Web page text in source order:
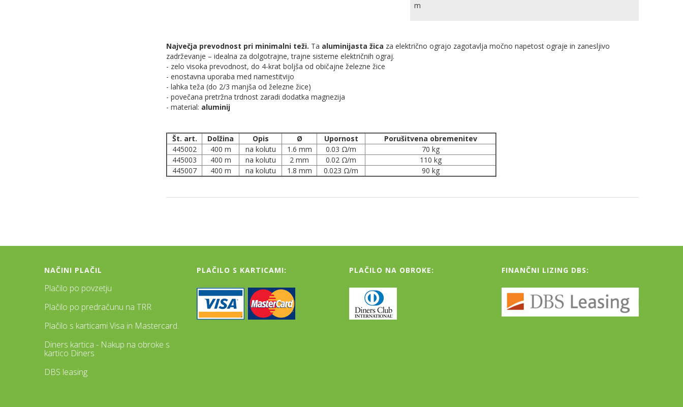
m
Največja prevodnost pri minimalni teži. Ta aluminijasta žica za električno ograjo zagotavlja močno napetost ograje in zanesljivo
zadrževanje – idealna za dolgotrajne, trajne sisteme električnih ograj.
- zelo visoka prevodnost, do 4-krat boljša od običajne železne žice
- enostavna uporaba med namestitvijo
- lahka teža (do 2/3 manjša od železne žice)
- povečana pretržna trdnost zaradi dodatka magnezija
- material: aluminij
Št. art. Dolžina Opis Ø Upornost
Porušitvena obremenitev
445002
400 m na kolutu 1.6 mm 0.03 Ω/m
70 kg
445003
400 m na kolutu 2 mm 0.02 Ω/m
110 kg
445007
400 m na kolutu 1.8 mm 0.023 Ω/m 90 kg
NAČINI PLAČIL
Plačilo po povzetju
Plačilo po predračunu na TRR
Plačilo s karticami Visa in Mastercard.
Diners kartica - Nakup na obroke s
kartico Diners
DBS leasing
PLAČILO S KARTICAMI: PLAČILO NA OBROKE: FINANČNI LIZING DBS: